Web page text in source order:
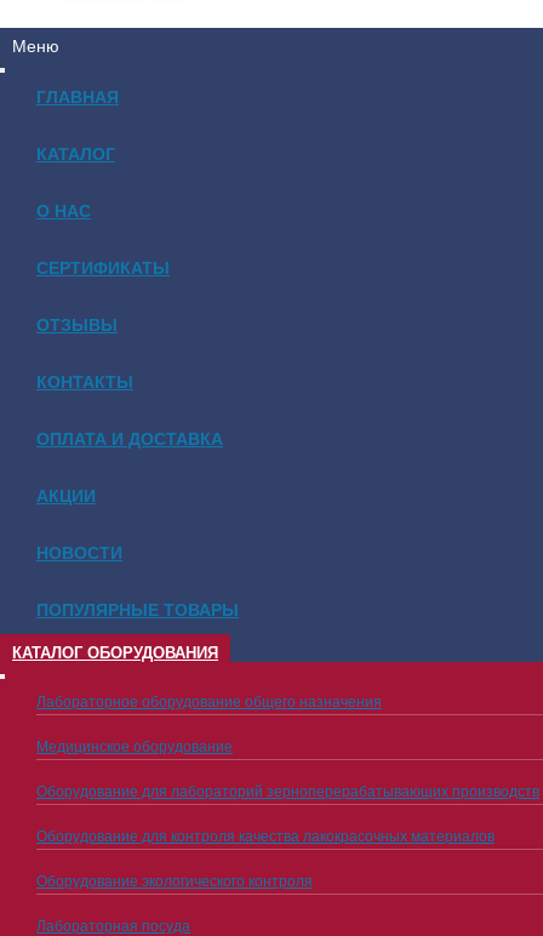
Меню
ГЛАВНАЯ
КАТАЛОГ
О НАС
СЕРТИФИКАТЫ
ОТЗЫВЫ
КОНТАКТЫ
ОПЛАТА И ДОСТАВКА
АКЦИИ
НОВОСТИ
ПОПУЛЯРНЫЕ ТОВАРЫ
КАТАЛОГ ОБОРУДОВАНИЯ
Лабораторное оборудование общего назначения
Медицинское оборудование
Оборудование для лабораторий зерноперерабатывающих производств
Оборудование для контроля качества лакокрасочных материалов
Оборудование экологического контроля
Лабораторная посуда